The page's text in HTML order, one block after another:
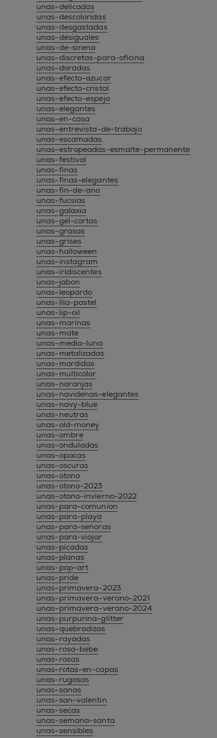
unas-delicadas
unas-descoloridas
unas-desgastadas
unas-desiguales
unas-de-sirena
unas-discretas-para-oficina
unas-doradas
unas-efecto-azucar
unas-efecto-cristal
unas-efecto-espejo
unas-elegantes
unas-en-casa
unas-entrevista-de-trabajo
unas-escamadas
unas-estropeadas-esmalte-permanente
unas-festival
unas-finas
unas-finas-elegantes
unas-fin-de-ano
unas-fucsias
unas-galaxia
unas-gel-cortas
unas-grasas
unas-grises
unas-halloween
unas-instagram
unas-iridiscentes
unas-jabon
unas-leopardo
unas-lila-pastel
unas-lip-oil
unas-marinas
unas-mate
unas-media-luna
unas-metalizadas
unas-mordidas
unas-multicolor
unas-naranjas
unas-navidenas-elegantes
unas-navy-blue
unas-neutras
unas-old-money
unas-ombre
unas-onduladas
unas-opacas
unas-oscuras
unas-otono
unas-otono-2023
unas-otono-invierno-2022
unas-para-comunion
unas-para-playa
unas-para-senoras
unas-para-viajar
unas-picadas
unas-planas
unas-pop-art
unas-pride
unas-primavera-2023
unas-primavera-verano-2021
unas-primavera-verano-2024
unas-purpurina-glitter
unas-quebradizas
unas-rayadas
unas-rosa-bebe
unas-rosas
unas-rotas-en-capas
unas-rugosas
unas-sanas
unas-san-valentin
unas-secas
unas-semana-santa
unas-sensibles